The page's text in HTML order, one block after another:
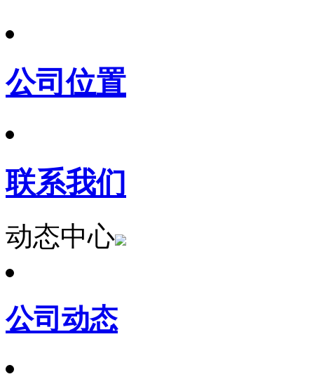
公司位置
联系我们
动态中心
公司动态